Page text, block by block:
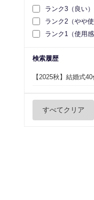
ランク3（良い）
ランク2（やや使
ランク1（使用感
検索履歴
【2025秋】結婚式
すべてクリア